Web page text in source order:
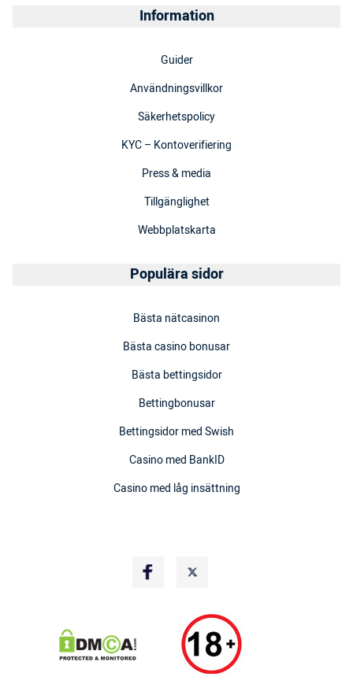
Information
Guider
Användningsvillkor
Säkerhetspolicy
KYC – Kontoverifiering
Press & media
Tillgänglighet
Webbplatskarta
Populära sidor
Bästa nätcasinon
Bästa casino bonusar
Bästa bettingsidor
Bettingbonusar
Bettingsidor med Swish
Casino med BankID
Casino med låg insättning